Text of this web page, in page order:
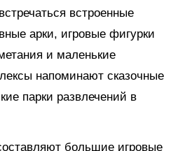
встроенные
арки, игровые фигурки
и маленькие
напоминают сказочные
парки развлечений в
большие игровые